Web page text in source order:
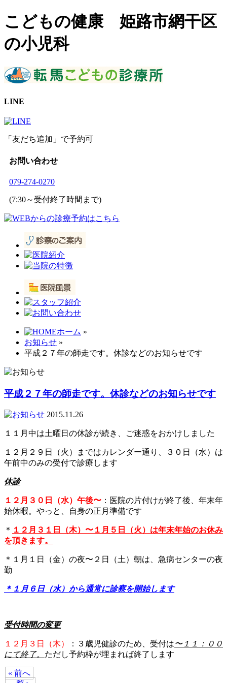
こどもの健康 姫路市網干区
の小児科
LINE
「友だち追加」で予約可
お問い合わせ
079-274-0270
(7:30～受付終了時間まで)
ホーム »
お知らせ »
平成２７年の師走です。休診などのお知らせです
平成２７年の師走です。休診などのお知らせです
2015.11.26
１１月中は土曜日の休診が続き、ご迷惑をおかけしました
１２月２９日（火）まではカレンダー通り、３０日（水）は
午前中のみの受付で診療します
休診
１２月３０日（水）午後〜 ：医院の片付けが終了後、年末年
始休暇。やっと、自身の正月準備です
＊ １２月３１日（木）〜１月５日（火）は年末年始のお休み
を頂きます。
＊１月１日（金）の夜〜２日（土）朝は、急病センターの夜
勤
＊１月６日（水）から通常に診察を開始します
受付時間の変更
１２月３日（木） ：３歳児健診のため、受付は〜１１：００
にて終了。 ただし予約枠が埋まれば終了します
« 前へ